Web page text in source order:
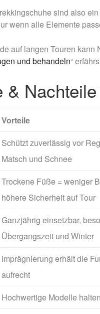
sind also
wenn alle Elemente
auf langen Touren kann
und behandeln“
&
Vorteile
Schützt zuverlässig vor
Matsch und Schnee
Trockene Füße = weniger
höhere Sicherheit auf Tour
Ganzjährig einsetzbar,
Übergangszeit und Winter
Imprägnierung erhält die
aufrecht
Hochwertige Modelle